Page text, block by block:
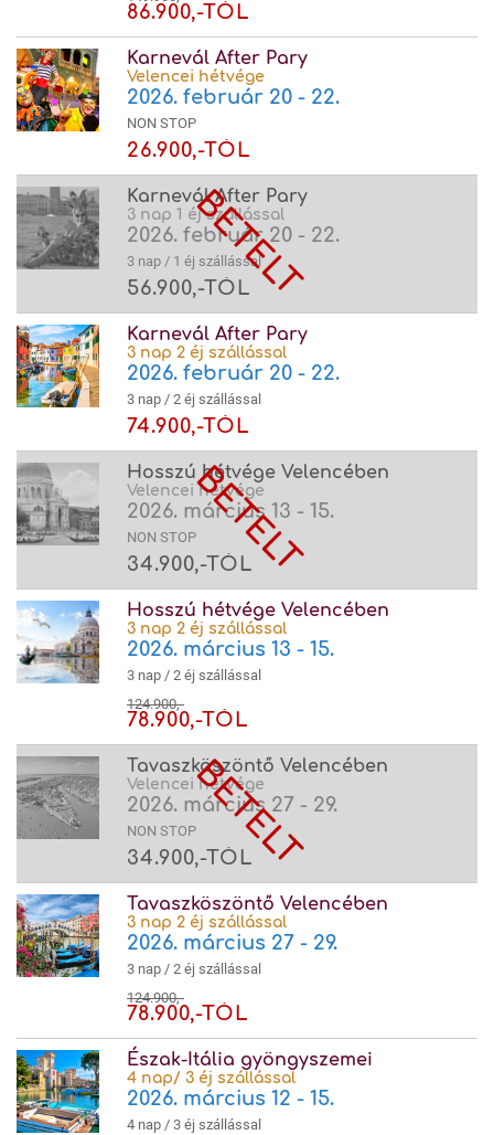
86.900,-TÓL
Karnevál After Pary
Velencei hétvége
2026. február 20 - 22.
NON STOP
26.900,-TÓL
Karnevál After Pary
3 nap 1 éj szállással
2026. február 20 - 22.
3 nap / 1 éj szállással
56.900,-TÓL
Karnevál After Pary
3 nap 2 éj szállással
2026. február 20 - 22.
3 nap / 2 éj szállással
74.900,-TÓL
Hosszú hétvége Velencében
Velencei hétvége
2026. március 13 - 15.
NON STOP
34.900,-TÓL
Hosszú hétvége Velencében
3 nap 2 éj szállással
2026. március 13 - 15.
3 nap / 2 éj szállással
124.900,-
78.900,-TÓL
Tavaszköszöntő Velencében
Velencei hétvége
2026. március 27 - 29.
NON STOP
34.900,-TÓL
Tavaszköszöntő Velencében
3 nap 2 éj szállással
2026. március 27 - 29.
3 nap / 2 éj szállással
124.900,-
78.900,-TÓL
Észak-Itália gyöngyszemei
4 nap/ 3 éj szállással
2026. március 12 - 15.
4 nap / 3 éj szállással